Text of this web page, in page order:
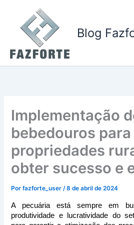
conteúdo
Blog
Implementação
bebedouros
propriedades
obter sucesso e
Porfazforte_user/8 de abril de 2024
A pecuária está sempre em
produtividade e lucratividade do